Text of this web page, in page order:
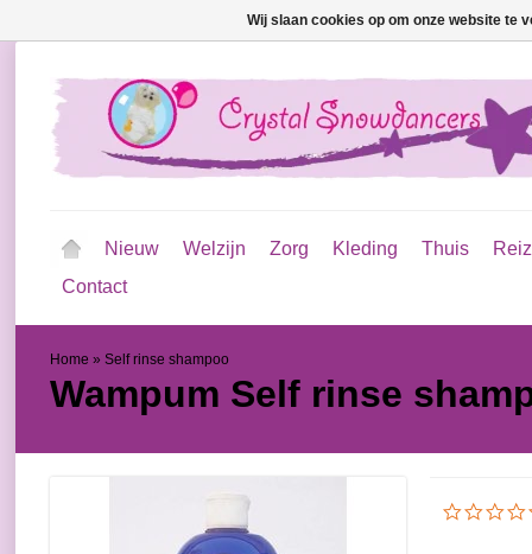
Nieuw Welzijn Zorg Kleding Thuis
Contact
Home » Self rinse shampoo
Wampum Self rinse
Wij slaan cookies op om onze website te